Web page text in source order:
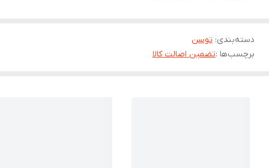
دسته‌بندی: توسن
برچسب‌ها :تضمین اصالت کالا